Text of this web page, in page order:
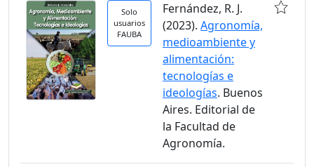
Solo
usuarios
FAUBA
Fernández, R. J.
(2023). Agronomía,
medioambiente y
alimentación:
tecnologías e
ideologías. Buenos
Aires. Editorial de
la Facultad de
Agronomía.